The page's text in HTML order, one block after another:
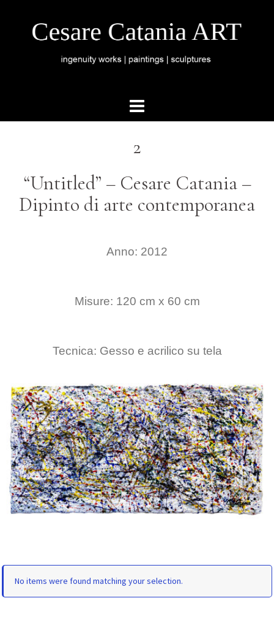
2
“Untitled” – Cesare Catania –
Dipinto di arte contemporanea
Anno: 2012
Misure: 120 cm x 60 cm
Tecnica: Gesso e acrilico su tela
No items were found matching your selection.